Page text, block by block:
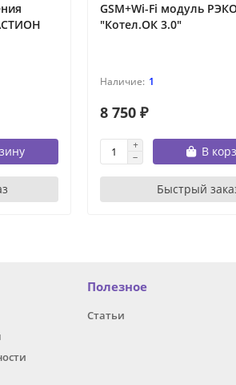
GSM+Wi-Fi модуль
"Котел.ОК 3.0"
1
8 750 ₽
В
Быстрый
Полезное
Статьи